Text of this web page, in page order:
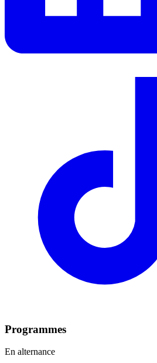
Programmes
En alternance